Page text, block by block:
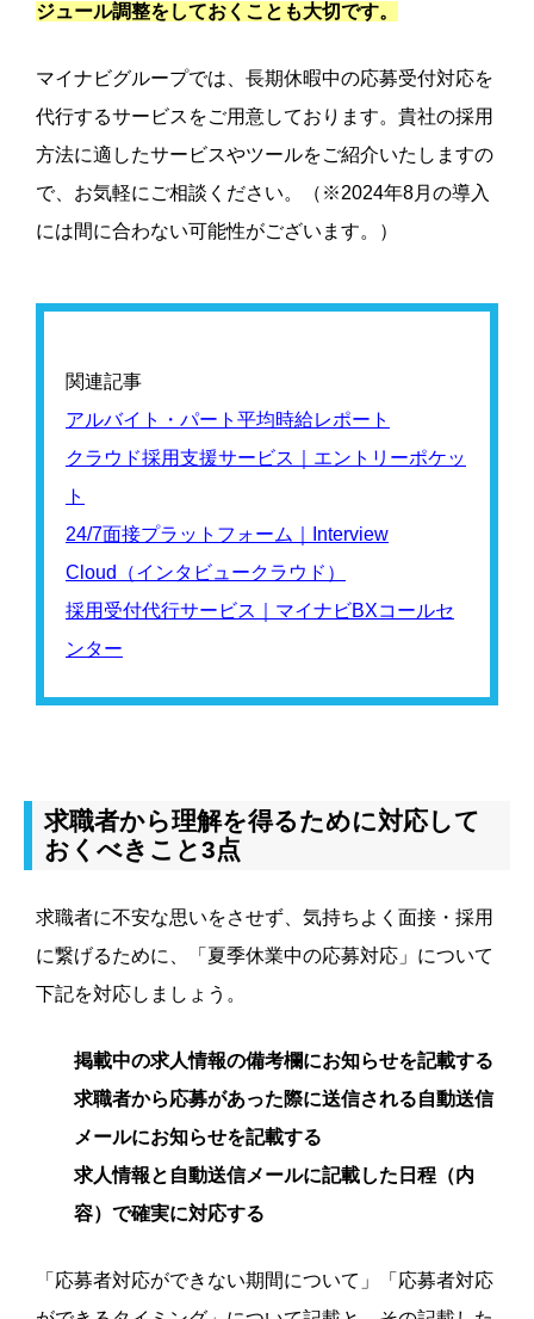
ジュール調整をしておくことも大切です。
マイナビグループでは、長期休暇中の応募受付対応を
代行するサービスをご用意しております。貴社の採用
方法に適したサービスやツールをご紹介いたしますの
で、お気軽にご相談ください。（※2024年8月の導入
には間に合わない可能性がございます。）
関連記事
アルバイト・パート平均時給レポート
クラウド採用支援サービス｜エントリーポケッ
ト
24/7面接プラットフォーム｜Interview
Cloud（インタビュークラウド）
採用受付代行サービス｜マイナビBXコールセ
ンター
求職者から理解を得るために対応して
おくべきこと3点
求職者に不安な思いをさせず、気持ちよく面接・採用
に繋げるために、「夏季休業中の応募対応」について
下記を対応しましょう。
掲載中の求人情報の備考欄にお知らせを記載する
求職者から応募があった際に送信される自動送信
メールにお知らせを記載する
求人情報と自動送信メールに記載した日程（内
容）で確実に対応する
「応募者対応ができない期間について」「応募者対応